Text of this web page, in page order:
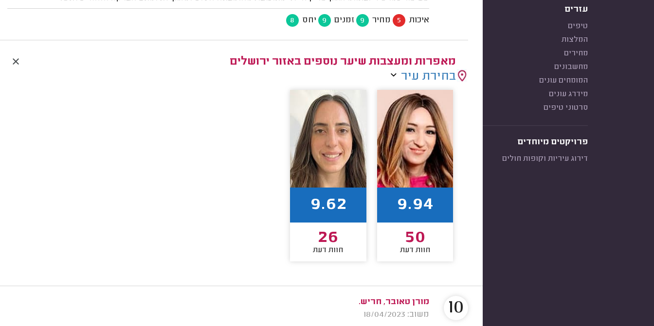
עזרים
טיפים
המלצות
מחירים
מחשבונים
המומחים עונים
מידרג עונים
סרטוני טיפים
פרויקטים מיוחדים
דירוג עיריות וקופות חולים
איכות 5 מחיר 9 זמנים 9 יחס 8
מאפרות ומעצבות שיער נוספים באזור ירושלים
בחירת עיר
9.94
50
חוות דעת
9.62
26
חוות דעת
מורן טאובר, חריש.
משוב: 18/04/2023
10